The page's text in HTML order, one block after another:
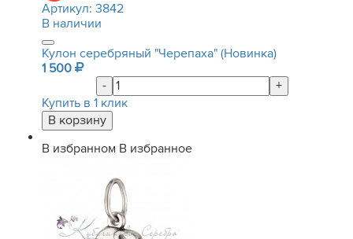
Артикул: 3842
В наличии
Кулон серебряный "Черепаха" (Новинка)
1 500
-
+
Купить в 1 клик
В избранном В избранное